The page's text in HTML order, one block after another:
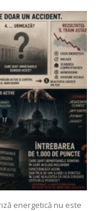
energetică nu este